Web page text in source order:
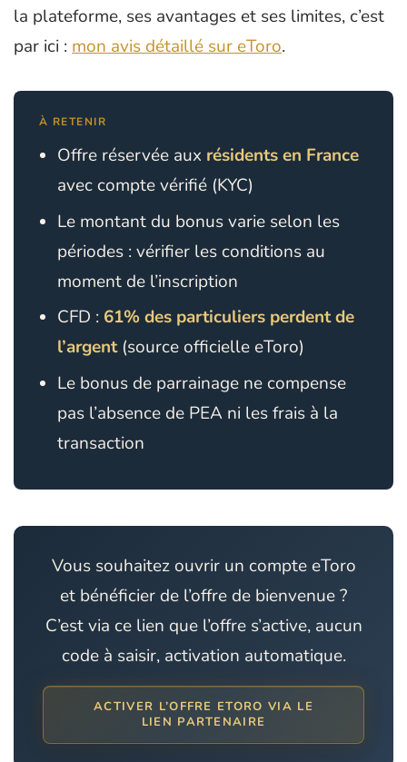
la plateforme, ses avantages et ses limites, c’est
par ici :mon avis détaillé sur eToro.
À RETENIR
Offre réservée aux résidents en France
avec compte vérifié (KYC)
Le montant du bonus varie selon les
périodes : vérifier les conditions au
moment de l’inscription
CFD : 61% des particuliers perdent de
l’argent(source officielle eToro)
Le bonus de parrainage ne compense
pas l’absence de PEA ni les frais à la
transaction
Vous souhaitez ouvrir un compte eToro
et bénéficier de l’offre de bienvenue ?
C’est via ce lien que l’offre s’active, aucun
code à saisir, activation automatique.
ACTIVER L’OFFRE ETORO VIA LE
LIEN PARTENAIRE